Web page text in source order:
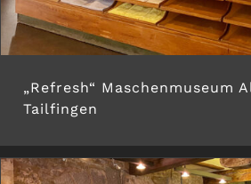
„Refresh“ Maschenmuseum
Tailfingen